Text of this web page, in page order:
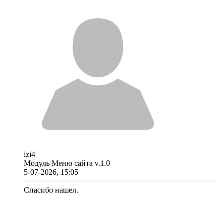
izi4
Модуль Меню сайта v.1.0
5-07-2026, 15:05
Спасибо нашел.